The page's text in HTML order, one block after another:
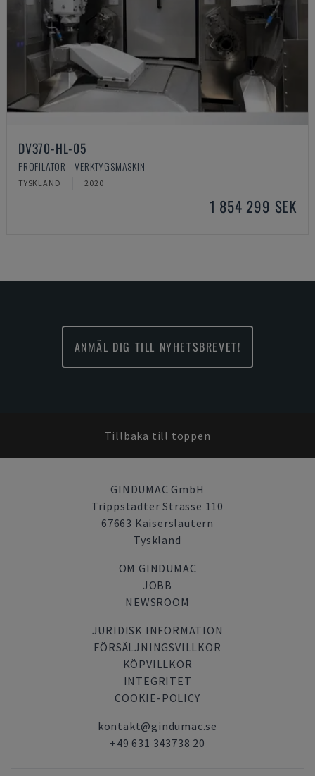
DV370-HL-05
PROFILATOR - VERKTYGSMASKIN
TYSKLAND 2020
1 854 299 SEK
ANMÄL DIG TILL NYHETSBREVET!
Tillbaka till toppen
GINDUMAC GmbH
Trippstadter Strasse 110
67663 Kaiserslautern
Tyskland
OM GINDUMAC
JOBB
NEWSROOM
JURIDISK INFORMATION
FÖRSÄLJNINGSVILLKOR
KÖPVILLKOR
INTEGRITET
COOKIE-POLICY
kontakt@gindumac.se
+49 631 343738 20